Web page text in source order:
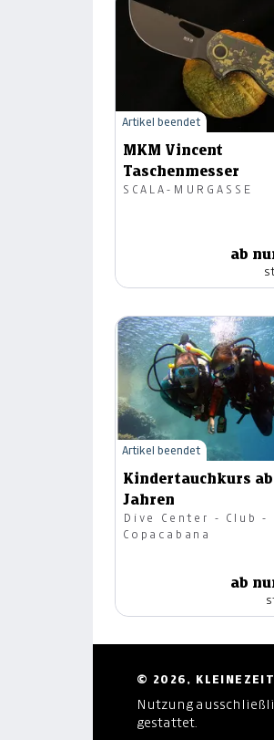
MKM Vincent
Taschenmesser
SCALA-MURGASSE
ab
Artikel beendet
Kindertauchkurs ab
Jahren
Dive Center - Club -
Copacabana
ab
Artikel beendet
© 2026,
Nutzung
gestattet.